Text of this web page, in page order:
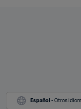
Español - Otros